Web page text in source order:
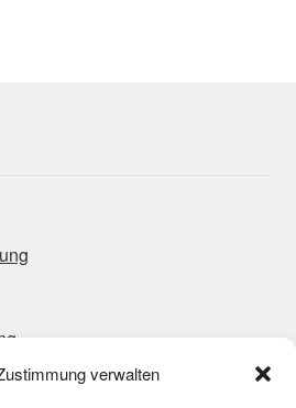
verwalten